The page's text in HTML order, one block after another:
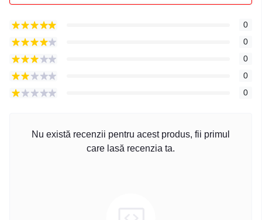
0
0
0
0
0
Nu există recenzii pentru acest produs, fii primul
care lasă recenzia ta.